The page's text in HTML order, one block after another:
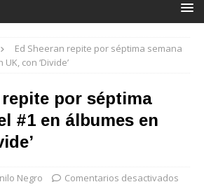
Ed Sheeran repite por séptima semana
con ‘Divide’
repite por séptima
#1 en álbumes en
Negro Comentarios desactivados